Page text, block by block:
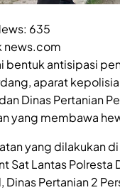
635
news.com
bentuk antisipasi
aparat
Dinas Pertanian
yang membawa
yang dilakukan
Sat Lantas Polresta
Dinas Pertanian 2